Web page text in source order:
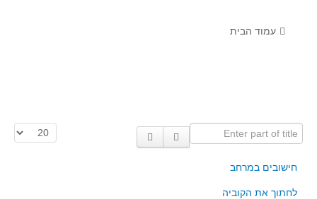
תוצרים מימי עיון וסדנאות - "קשר חם"
מדורי המרכז
יישומים דינאמיים
עמוד הבית
Enter part of title הצגת #
חישובים במרחב
לחתוך את הקוביה